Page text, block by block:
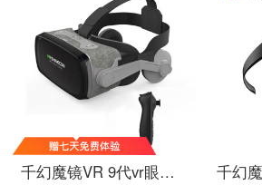
千幻魔镜VR 9代vr眼镜3D智能虚拟现实ar眼镜家庭影院游戏